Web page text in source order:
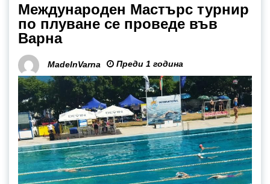
Международен Мастърс турнир
по плуване се проведе във
Варна
MadeInVarna Преди 1 година